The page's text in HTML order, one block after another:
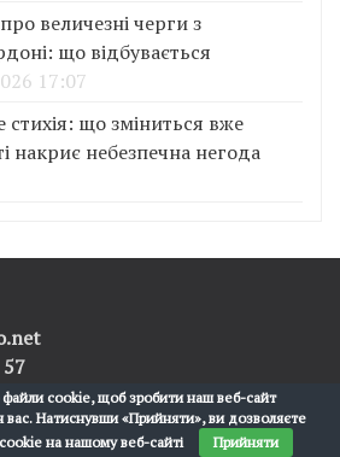
величезні черги з
що відбувається
17:07
стихія: що зміниться вже
накриє небезпечна негода
cookie, щоб зробити наш веб-сайт
вас. Натиснувши «Прийняти», ви дозволяєте
на нашому веб-сайті
Прийняти